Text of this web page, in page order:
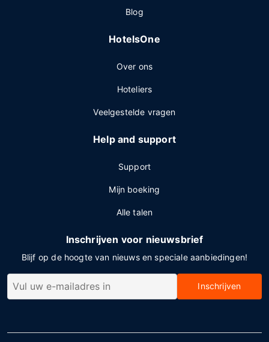
Blog
HotelsOne
Over ons
Hoteliers
Veelgestelde vragen
Help and support
Support
Mijn boeking
Alle talen
Inschrijven voor nieuwsbrief
Blijf op de hoogte van nieuws en speciale aanbiedingen!
Inschrijven